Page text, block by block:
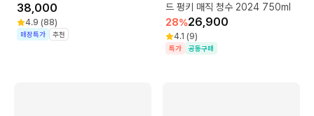
38,000
4.9 (88)
매장특가 추천
드 펑키 매직 청수 2024 750ml
28%26,900
4.1 (9)
특가 공동구매